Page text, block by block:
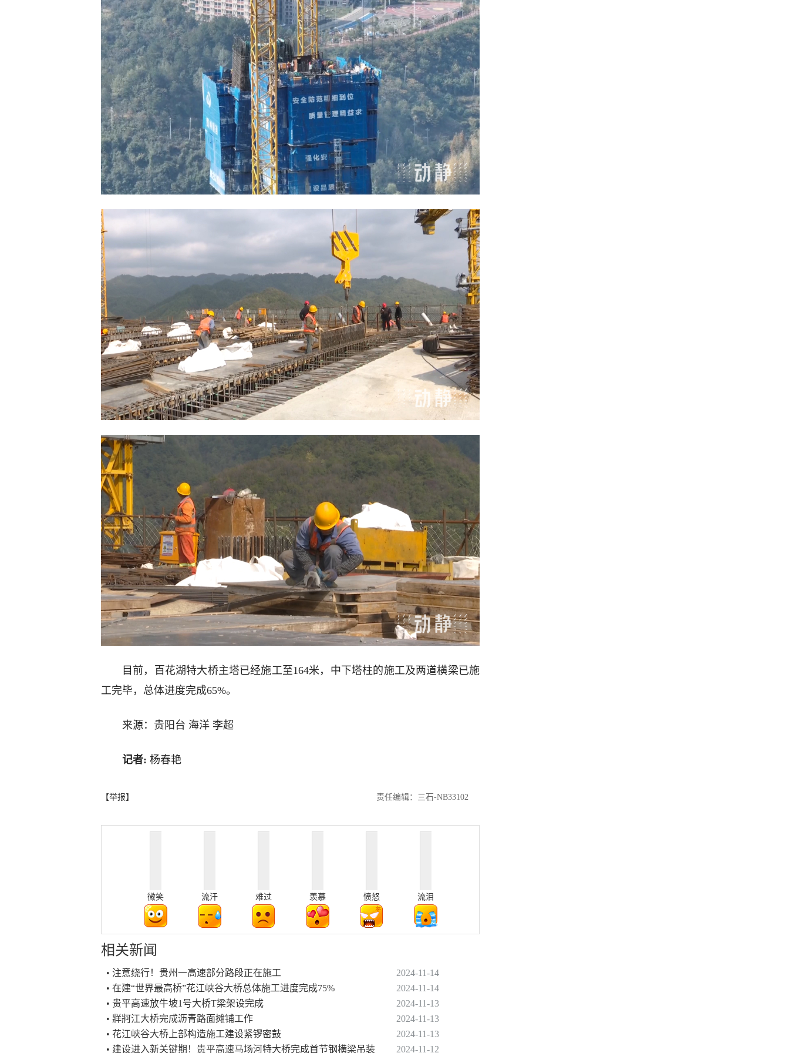
目前，百花湖特大桥主塔已经施工至164米，中下塔柱的施工及两道横梁已施
工完毕，总体进度完成65%。
来源：贵阳台 海洋 李超
记者: 杨春艳
【举报】 责任编辑：三石-NB33102
微笑 流汗 难过 羡慕 愤怒 流泪
相关新闻
• 注意绕行！贵州一高速部分路段正在施工
2024-11-14
• 在建“世界最高桥”花江峡谷大桥总体施工进度完成75%
2024-11-14
• 贵平高速放牛坡1号大桥T梁架设完成
2024-11-13
• 牂牁江大桥完成沥青路面摊铺工作
2024-11-13
• 花江峡谷大桥上部构造施工建设紧锣密鼓
2024-11-13
• 建设进入新关键期！贵平高速马场河特大桥完成首节钢横梁吊装
2024-11-12